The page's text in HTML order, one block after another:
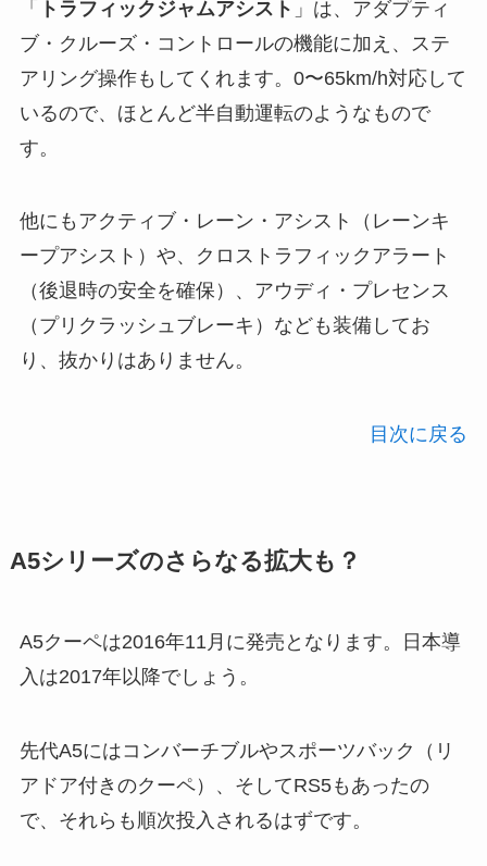
「 トラフィックジャムアシスト 」は、アダプティ
ブ・クルーズ・コントロールの機能に加え、ステ
アリング操作もしてくれます。0〜65km/h対応して
いるので、ほとんど半自動運転のようなもので
す。
他にもアクティブ・レーン・アシスト（レーンキ
ープアシスト）や、クロストラフィックアラート
（後退時の安全を確保）、アウディ・プレセンス
（プリクラッシュブレーキ）なども装備してお
り、抜かりはありません。
目次に戻る
A5シリーズのさらなる拡大も？
A5クーペは2016年11月に発売となります。日本導
入は2017年以降でしょう。
先代A5にはコンバーチブルやスポーツバック（リ
アドア付きのクーペ）、そしてRS5もあったの
で、それらも順次投入されるはずです。